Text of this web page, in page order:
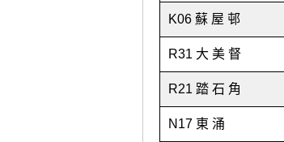
K06 蘇 屋 邨
R31 大 美 督
R21 踏 石 角
N17 東 涌